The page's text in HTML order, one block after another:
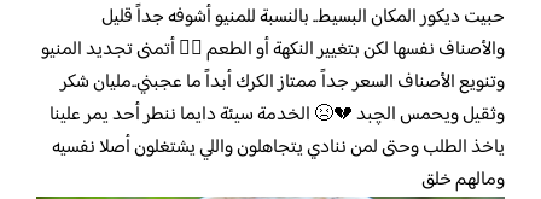
حبيت ديكور المكان البسيط.. بالنسبة للمنيو أشوفه جداً قليل
والأصناف نفسها لكن بتغيير النكهة أو الطعم 👎🏻 أتمنى تجديد المنيو
وتنويع الأصناف السعر جداً ممتاز الكرك أبداً ما عجبني..مليان شكر
وثقيل ويحمس الچبد 💔😣 الخدمة سيئة دايما ننطر أحد يمر علينا
ياخذ الطلب وحتى لمن ننادي يتجاهلون واللي يشتغلون أصلا نفسيه
ومالهم خلق